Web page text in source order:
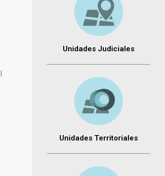
Unidades Judiciales
Unidades Territoriales